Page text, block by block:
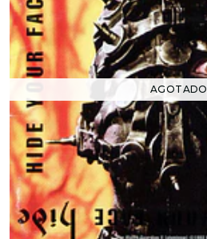
AGOTADO